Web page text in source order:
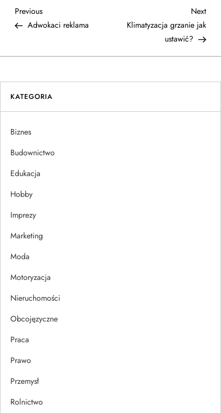
N
w
i
g
a
c
j
a
w
p
i
s
u
Previous
Post
Previous
Adwokaci reklama
Next
Post
Next
Klimatyzacja grzanie jak
ustawić?
KATEGORIA
Biznes
Budownictwo
Edukacja
Hobby
Imprezy
Marketing
Moda
Motoryzacja
Nieruchomości
Obcojęzyczne
Praca
Prawo
Przemysł
Rolnictwo